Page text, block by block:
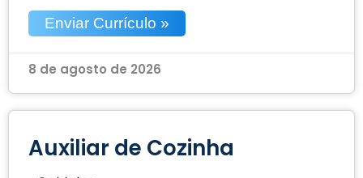
Enviar Currículo »
8 de agosto de 2026
Auxiliar de Cozinha